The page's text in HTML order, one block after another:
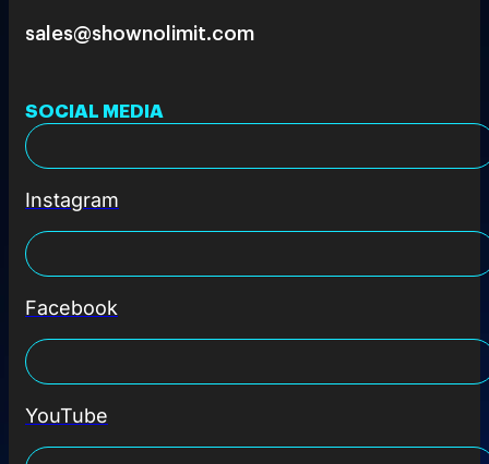
sales@shownolimit.com
SOCIAL MEDIA
Instagram
Facebook
YouTube